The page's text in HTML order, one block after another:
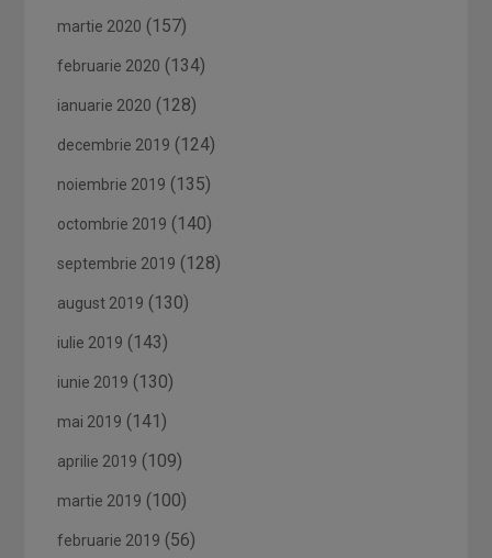
martie 2020 (157)
februarie 2020 (134)
ianuarie 2020 (128)
decembrie 2019 (124)
noiembrie 2019 (135)
octombrie 2019 (140)
septembrie 2019 (128)
august 2019 (130)
iulie 2019 (143)
iunie 2019 (130)
mai 2019 (141)
aprilie 2019 (109)
martie 2019 (100)
februarie 2019 (56)